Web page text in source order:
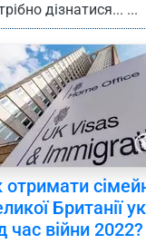
дізнатися... ...
отримати
Британії
час війни 2022?